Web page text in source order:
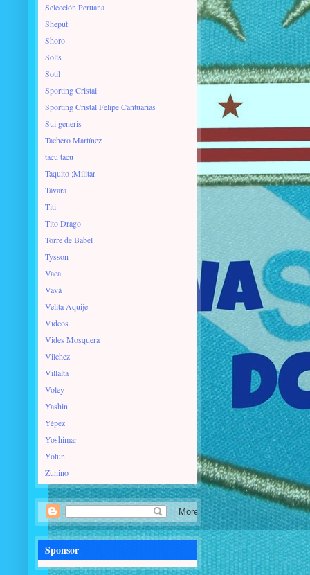
Selección Peruana
Sheput
Shoro
Solís
Sotil
Sporting Cristal
Sporting Cristal Felipe Cantuarias
Sui generis
Tachero Martínez
tacu tacu
Taquito ;Militar
Távara
Titi
Tito Drago
Torre de Babel
Tysson
Vaca
Vavá
Velita Aquije
Videos
Vides Mosquera
Vilchez
Villalta
Voley
Yashin
Yèpez
Yoshimar
Yotun
Zunino
Sponsor